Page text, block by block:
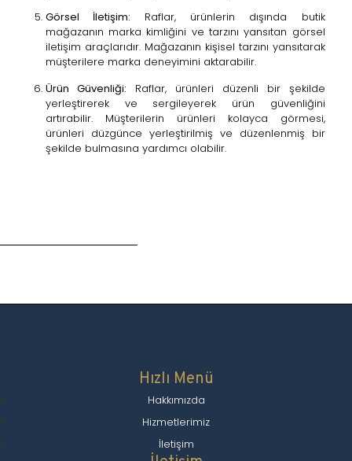
Görsel İletişim: Raflar, ürünlerin dışında butik
mağazanın marka kimliğini ve tarzını yansıtan görsel
iletişim araçlarıdır. Mağazanın kişisel tarzını yansıtarak
müşterilere marka deneyimini aktarabilir.
Ürün Güvenliği: Raflar, ürünleri düzenli bir şekilde
yerleştirerek ve sergileyerek ürün güvenliğini
artırabilir. Müşterilerin ürünleri kolayca görmesi,
ürünleri düzgünce yerleştirilmiş ve düzenlenmiş bir
şekilde bulmasına yardımcı olabilir.
Hızlı Menü
Hakkımızda
Hizmetlerimiz
İletişim